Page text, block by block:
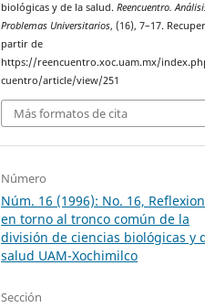
biológicas y de la salud.Reencuentro.
Problemas Universitarios, (16), 7–17.
partir de
https://reencuentro.xoc.uam.mx/
cuentro/article/view/251
Más formatos de cita
Número
Núm. 16 (1996): No. 16,
en torno al tronco común de la
división de ciencias biológicas y
salud UAM-Xochimilco
Sección